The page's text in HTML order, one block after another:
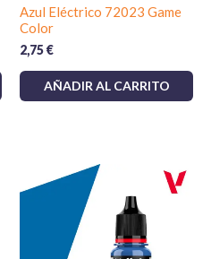
Azul Eléctrico 72023 Game
Color
2,75€
AÑADIR AL CARRITO